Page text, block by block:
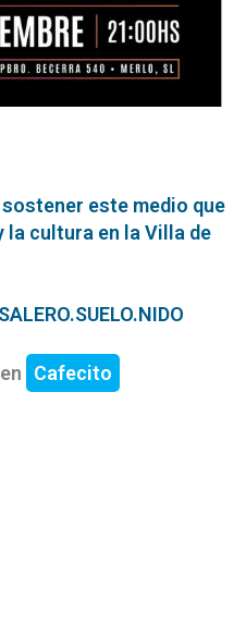
este medio que
la cultura en la Villa de
Cafecito